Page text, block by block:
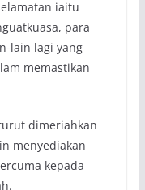
iaitu
para
lain lagi yang
memastikan
dimeriahkan
menyediakan
kepada